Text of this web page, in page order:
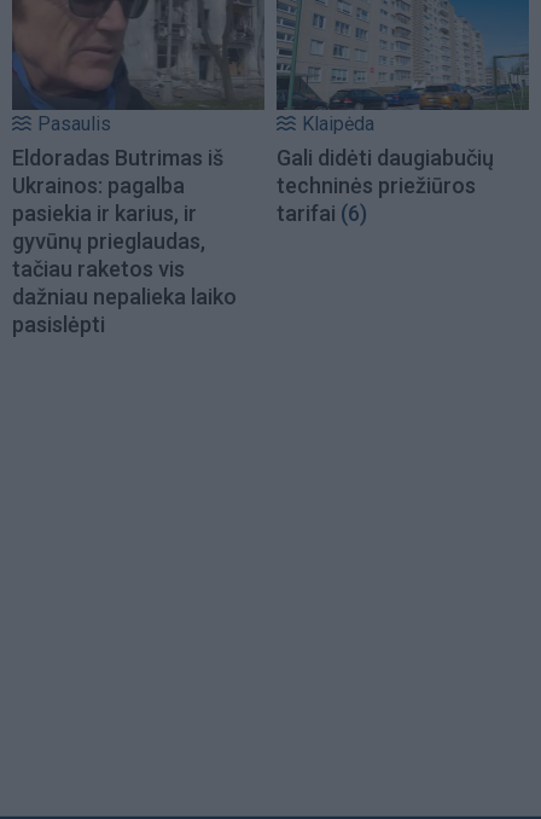
Pasaulis
Eldoradas Butrimas iš
Ukrainos: pagalba
pasiekia ir karius, ir
gyvūnų prieglaudas,
tačiau raketos vis
dažniau nepalieka laiko
pasislėpti
Klaipėda
Gali didėti daugiabučių
techninės priežiūros
tarifai (6)